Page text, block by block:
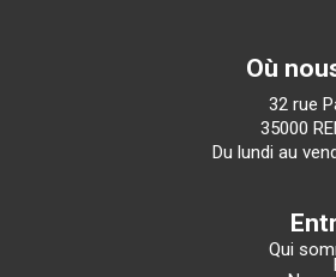
Où
32 rue
35000
Du lundi au
Qui